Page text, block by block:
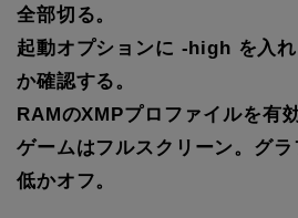
全部切る。
起動オプションに -high を入
か確認する。
RAMのXMPプロファイルを有
ゲームはフルスクリーン。グ
低かオフ。